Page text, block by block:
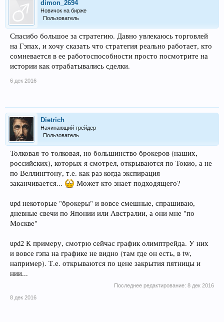
dimon_2694
Новичок на бирже
Пользователь
Спасибо большое за стратегию. Давно увлекаюсь торговлей
на Гэпах, и хочу сказать что стратегия реально работает, кто
сомневается в ее работоспособности просто посмотрите на
истории как отрабатывались сделки.
6 дек 2016
Dietrich
Начинающий трейдер
Пользователь
Толковая-то толковая, но большинство брокеров (наших,
российских), которых я смотрел, открываются по Токио, а не
по Веллингтону, т.е. как раз когда экспирация
заканчивается...
Может кто знает подходящего?
upd некоторые "брокеры" и вовсе смешные, спрашиваю,
дневные свечи по Японии или Австралии, а они мне "по
Москве"
upd2 К примеру, смотрю сейчас график олимптрейда. У них
и вовсе гэпа на графике не видно (там где он есть, в tw,
например). Т.е. открываются по цене закрытия пятницы и
нии...
Последнее редактирование: 8 дек 2016
8 дек 2016